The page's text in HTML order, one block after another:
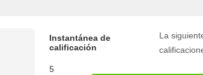
Instantánea de
calificación
La
5